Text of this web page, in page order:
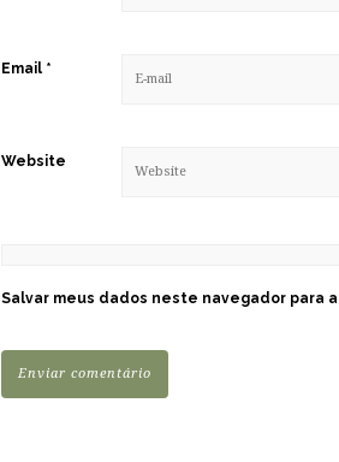
Email *
Website
Salvar meus dados neste navegador para